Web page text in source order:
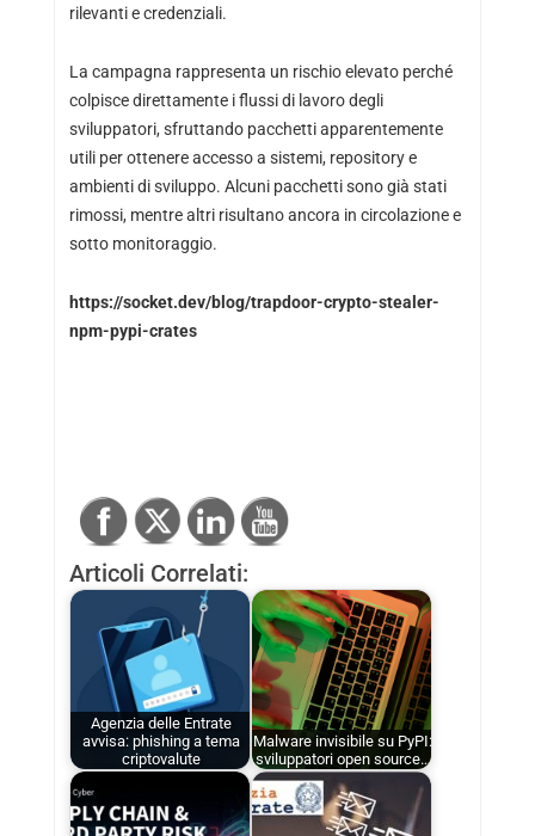
rilevanti e credenziali.
La campagna rappresenta un rischio elevato perché
colpisce direttamente i flussi di lavoro degli
sviluppatori, sfruttando pacchetti apparentemente
utili per ottenere accesso a sistemi, repository e
ambienti di sviluppo. Alcuni pacchetti sono già stati
rimossi, mentre altri risultano ancora in circolazione e
sotto monitoraggio.
https://socket.dev/blog/trapdoor-crypto-stealer-
npm-pypi-crates
Articoli Correlati:
Agenzia delle Entrate
avvisa: phishing a tema
criptovalute
Malware invisibile su PyPI:
sviluppatori open source…